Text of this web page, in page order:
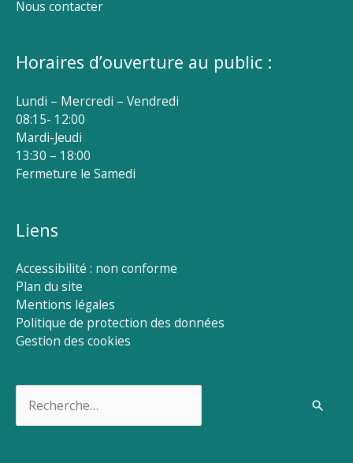
Nous contacter
Horaires d’ouverture au public :
Lundi – Mercredi – Vendredi
08:15- 12:00
Mardi-Jeudi
13:30 – 18:00
Fermeture le Samedi
Liens
Accessibilité : non conforme
Plan du site
Mentions légales
Politique de protection des données
Gestion des cookies